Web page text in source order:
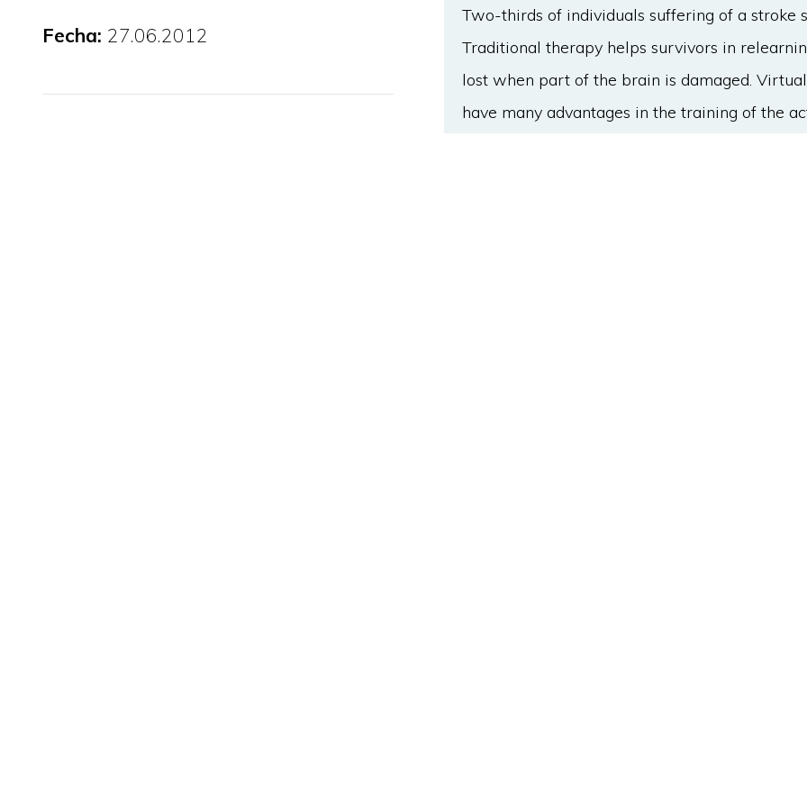
Fecha: 27.06.2012
Two-thirds of individuals suffering of a stroke
Traditional therapy helps survivors in
lost when part of the brain is damaged.
have many advantages in the training of the